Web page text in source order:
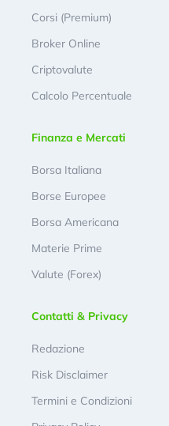
Corsi (Premium)
Broker Online
Criptovalute
Calcolo Percentuale
Finanza e Mercati
Borsa Italiana
Borse Europee
Borsa Americana
Materie Prime
Valute (Forex)
Contatti & Privacy
Redazione
Risk Disclaimer
Termini e Condizioni